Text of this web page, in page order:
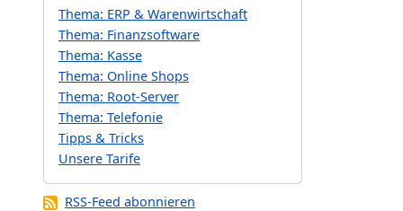
Thema: ERP & Warenwirtschaft
Thema: Finanzsoftware
Thema: Kasse
Thema: Online Shops
Thema: Root-Server
Thema: Telefonie
Tipps & Tricks
Unsere Tarife
RSS-Feed abonnieren